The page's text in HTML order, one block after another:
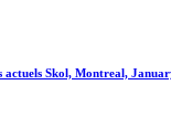
actuels Skol, Montreal,